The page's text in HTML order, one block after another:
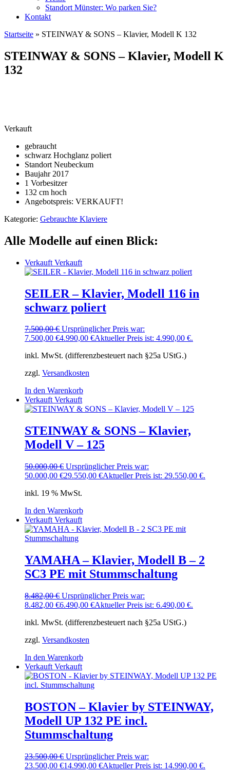
Standort Münster: Wo parken Sie?
Kontakt
Startseite » STEINWAY & SONS – Klavier, Modell K 132
STEINWAY & SONS – Klavier, Modell K
132
Verkauft
gebraucht
schwarz Hochglanz poliert
Standort Neubeckum
Baujahr 2017
1 Vorbesitzer
132 cm hoch
Angebotspreis: VERKAUFT!
Kategorie: Gebrauchte Klaviere
Alle Modelle auf einen Blick:
Verkauft Verkauft
SEILER – Klavier, Modell 116 in
schwarz poliert
7.500,00€ Ursprünglicher Preis war:
7.500,00 €4.990,00 €Aktueller Preis ist: 4.990,00 €.
inkl. MwSt. (differenzbesteuert nach §25a UStG.)
zzgl. Versandkosten
In den Warenkorb
Verkauft Verkauft
STEINWAY & SONS – Klavier,
Modell V – 125
50.000,00€ Ursprünglicher Preis war:
50.000,00 €29.550,00 €Aktueller Preis ist: 29.550,00 €.
inkl. 19 % MwSt.
In den Warenkorb
Verkauft Verkauft
YAMAHA – Klavier, Modell B – 2
SC3 PE mit Stummschaltung
8.482,00€ Ursprünglicher Preis war:
8.482,00 €6.490,00 €Aktueller Preis ist: 6.490,00 €.
inkl. MwSt. (differenzbesteuert nach §25a UStG.)
zzgl. Versandkosten
In den Warenkorb
Verkauft Verkauft
BOSTON – Klavier by STEINWAY,
Modell UP 132 PE incl.
Stummschaltung
23.500,00€ Ursprünglicher Preis war:
23.500,00 €14.990,00 €Aktueller Preis ist: 14.990,00 €.